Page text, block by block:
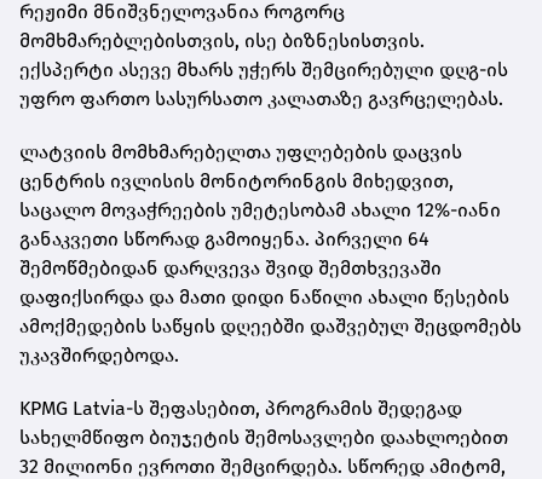
რეჟიმი მნიშვნელოვანია როგორც
მომხმარებლებისთვის, ისე ბიზნესისთვის.
ექსპერტი ასევე მხარს უჭერს შემცირებული დღგ-ის
უფრო ფართო სასურსათო კალათაზე გავრცელებას.
ლატვიის მომხმარებელთა უფლებების დაცვის
ცენტრის ივლისის მონიტორინგის მიხედვით,
საცალო მოვაჭრეების უმეტესობამ ახალი 12%-იანი
განაკვეთი სწორად გამოიყენა. პირველი 64
შემოწმებიდან დარღვევა შვიდ შემთხვევაში
დაფიქსირდა და მათი დიდი ნაწილი ახალი წესების
ამოქმედების საწყის დღეებში დაშვებულ შეცდომებს
უკავშირდებოდა.
KPMG Latvia-ს შეფასებით, პროგრამის შედეგად
სახელმწიფო ბიუჯეტის შემოსავლები დაახლოებით
32 მილიონი ევროთი შემცირდება. სწორედ ამიტომ,